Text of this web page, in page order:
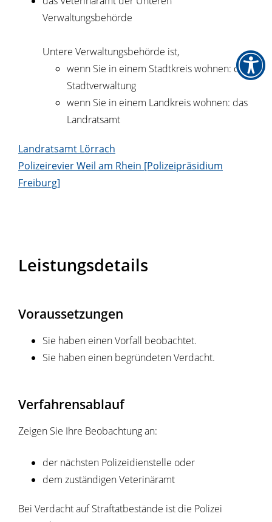
Verwaltungsbehörde
Untere Verwaltungsbehörde ist,
wenn Sie in einem Stadtkreis wohnen: die
Stadtverwaltung
wenn Sie in einem Landkreis wohnen: das
Landratsamt
Landratsamt Lörrach
Polizeirevier Weil am Rhein [Polizeipräsidium
Freiburg]
Leistungsdetails
Voraussetzungen
Sie haben einen Vorfall beobachtet.
Sie haben einen begründeten Verdacht.
Verfahrensablauf
Zeigen Sie Ihre Beobachtung an:
der nächsten Polizeidienstelle oder
dem zuständigen Veterinäramt
Bei Verdacht auf Straftatbestände ist die Polizei